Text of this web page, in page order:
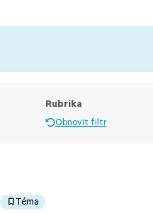
Rubrika
Obnovit filtr
Téma